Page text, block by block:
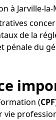
à Jarville-
de la
pénale du
(CPF